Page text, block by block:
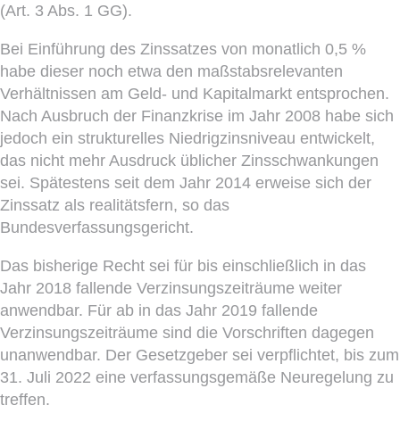
(Art. 3 Abs. 1 GG).
Bei Einführung des Zinssatzes von monatlich 0,5 %
habe dieser noch etwa den maßstabsrelevanten
Verhältnissen am Geld- und Kapitalmarkt entsprochen.
Nach Ausbruch der Finanzkrise im Jahr 2008 habe sich
jedoch ein strukturelles Niedrigzinsniveau entwickelt,
das nicht mehr Ausdruck üblicher Zinsschwankungen
sei. Spätestens seit dem Jahr 2014 erweise sich der
Zinssatz als realitätsfern, so das
Bundesverfassungsgericht.
Das bisherige Recht sei für bis einschließlich in das
Jahr 2018 fallende Verzinsungszeiträume weiter
anwendbar. Für ab in das Jahr 2019 fallende
Verzinsungszeiträume sind die Vorschriften dagegen
unanwendbar. Der Gesetzgeber sei verpflichtet, bis zum
31. Juli 2022 eine verfassungsgemäße Neuregelung zu
treffen.